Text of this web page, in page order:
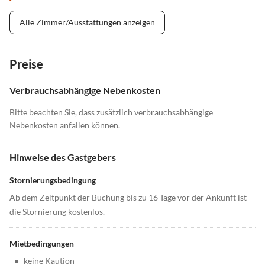
Alle Zimmer/Ausstattungen anzeigen
Preise
Verbrauchsabhängige Nebenkosten
Bitte beachten Sie, dass zusätzlich verbrauchsabhängige
Nebenkosten anfallen können.
Hinweise des Gastgebers
Stornierungsbedingung
Ab dem Zeitpunkt der Buchung bis zu 16 Tage vor der Ankunft ist
die Stornierung kostenlos.
Mietbedingungen
• keine Kaution